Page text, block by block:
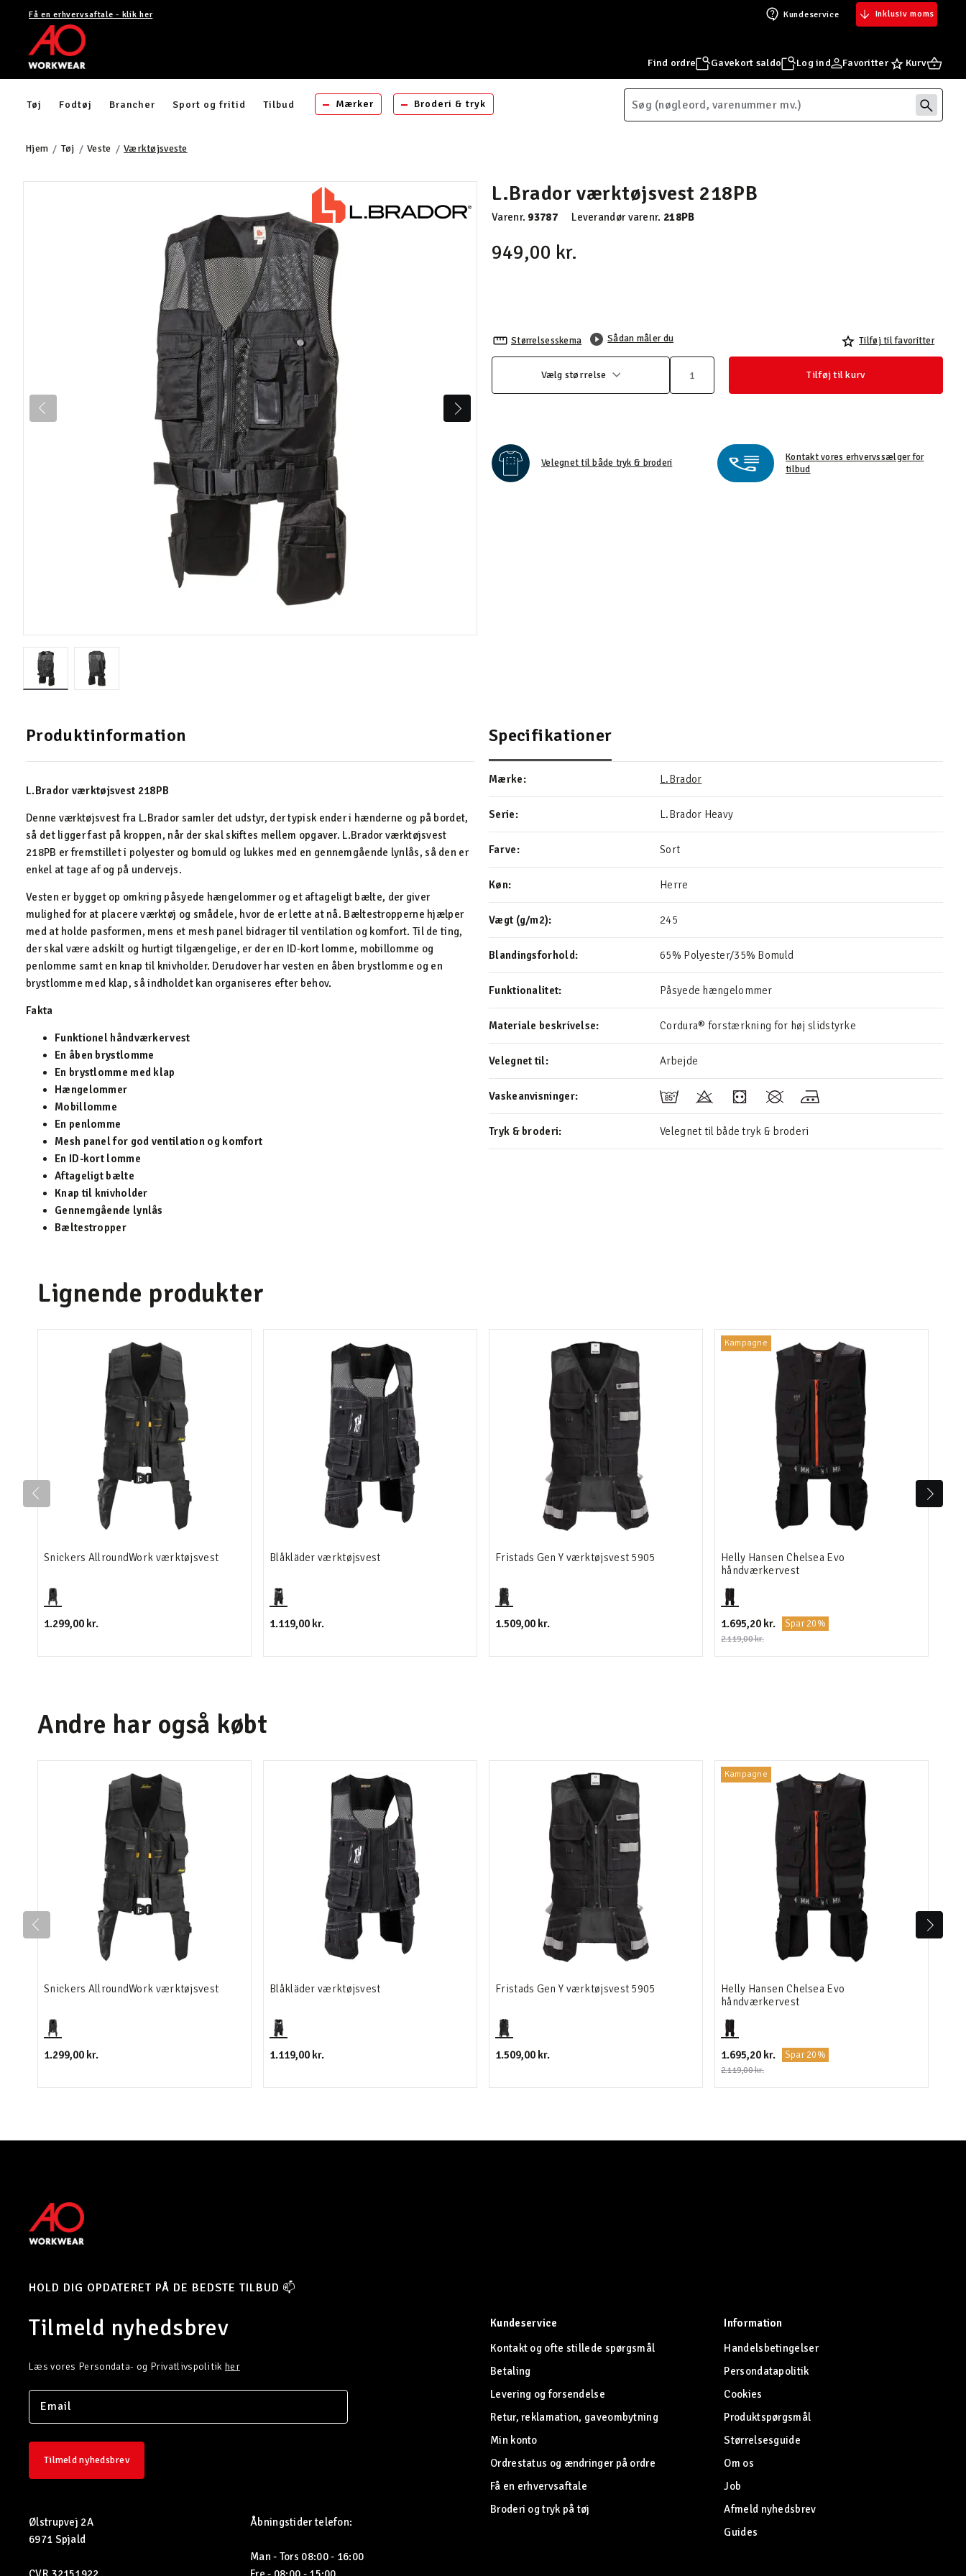
Få en erhvervsaftale - klik her Kundeservice Inklusiv moms
Find ordre Gavekort saldo Log ind Favoritter Kurv
Tøj Fodtøj Brancher Sport og fritid Tilbud Mærker Broderi & tryk
Hjem Tøj Veste Værktøjsveste
L.Brador værktøjsvest 218PB
Varenr. 93787 Leverandør varenr. 218PB
949,00 kr.
Størrelsesskema Sådan måler du Tilføj til favoritter
Vælg størrelse Tilføj til kurv
Velegnet til både tryk & broderi
Kontakt vores erhvervssælger for
tilbud
Produktinformation
L.Brador værktøjsvest 218PB
Denne værktøjsvest fra L.Brador samler det udstyr, der typisk ender i hænderne og på bordet,
så det ligger fast på kroppen, når der skal skiftes mellem opgaver. L.Brador værktøjsvest
218PB er fremstillet i polyester og bomuld og lukkes med en gennemgående lynlås, så den er
enkel at tage af og på undervejs.
Vesten er bygget op omkring påsyede hængelommer og et aftageligt bælte, der giver
mulighed for at placere værktøj og smådele, hvor de er lette at nå. Bæltestropperne hjælper
med at holde pasformen, mens et mesh panel bidrager til ventilation og komfort. Til de ting,
der skal være adskilt og hurtigt tilgængelige, er der en ID-kort lomme, mobillomme og
penlomme samt en knap til knivholder. Derudover har vesten en åben brystlomme og en
brystlomme med klap, så indholdet kan organiseres efter behov.
Fakta
Funktionel håndværkervest
En åben brystlomme
En brystlomme med klap
Hængelommer
Mobillomme
En penlomme
Mesh panel for god ventilation og komfort
En ID-kort lomme
Aftageligt bælte
Knap til knivholder
Gennemgående lynlås
Bæltestropper
Specifikationer
Mærke: L.Brador
Serie: L.Brador Heavy
Farve: Sort
Køn: Herre
Vægt (g/m2): 245
Blandingsforhold: 65% Polyester/35% Bomuld
Funktionalitet: Påsyede hængelommer
Materiale beskrivelse: Cordura® forstærkning for høj slidstyrke
Velegnet til: Arbejde
Vaskeanvisninger:
Tryk & broderi: Velegnet til både tryk & broderi
Lignende produkter
Snickers AllroundWork værktøjsvest
1.299,00 kr.
Blåkläder værktøjsvest
1.119,00 kr.
Fristads Gen Y værktøjsvest 5905
1.509,00 kr.
Kampagne
Helly Hansen Chelsea Evo
håndværkervest
1.695,20 kr. Spar 20%
2.119,00 kr.
Andre har også købt
Snickers AllroundWork værktøjsvest
1.299,00 kr.
Blåkläder værktøjsvest
1.119,00 kr.
Fristads Gen Y værktøjsvest 5905
1.509,00 kr.
Kampagne
Helly Hansen Chelsea Evo
håndværkervest
1.695,20 kr. Spar 20%
2.119,00 kr.
HOLD DIG OPDATERET PÅ DE BEDSTE TILBUD 📫
Tilmeld nyhedsbrev
Læs vores Persondata- og Privatlivspolitik her
Tilmeld nyhedsbrev
Ølstrupvej 2A
6971 Spjald
Åbningstider telefon:
Man - Tors 08:00 - 16:00
Kundeservice
Kontakt og ofte stillede spørgsmål
Betaling
Levering og forsendelse
Retur, reklamation, gaveombytning
Min konto
Ordrestatus og ændringer på ordre
Få en erhvervsaftale
Broderi og tryk på tøj
Information
Handelsbetingelser
Persondatapolitik
Cookies
Produktspørgsmål
Størrelsesguide
Om os
Job
Afmeld nyhedsbrev
Guides